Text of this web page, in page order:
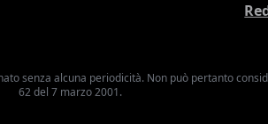
senza alcuna periodicità. Non può pertanto
62 del 7 marzo 2001.